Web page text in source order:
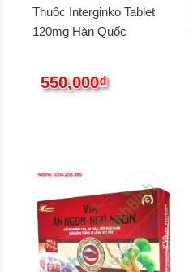
Thuốc Interginko Tablet
120mg Hàn Quốc
550,000₫